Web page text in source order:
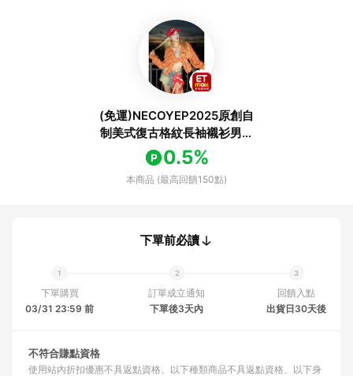
(免運)NECOYEP2025原創自
制美式復古格紋長袖襯衫男女
寬松休閑格子外套
0.5%
本商品 (最高回饋150點)
下單前必讀
下單購買
03/31 23:59 前
訂單成立通知
下單後3天內
回饋入點
出貨日30天後
不符合賺點資格
使用站內折扣優惠不具返點資格 以下種類商品不具返點資格
以下身